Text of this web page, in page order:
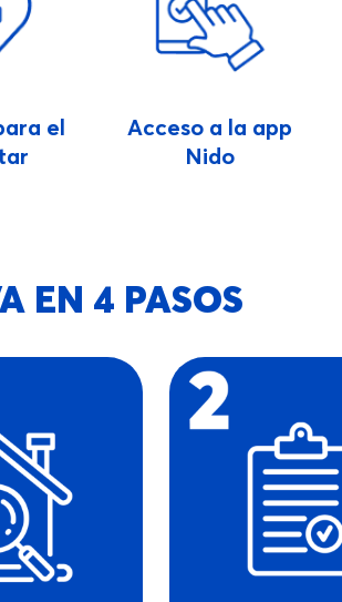
el
Acceso a la app
Nido
EN 4 PASOS